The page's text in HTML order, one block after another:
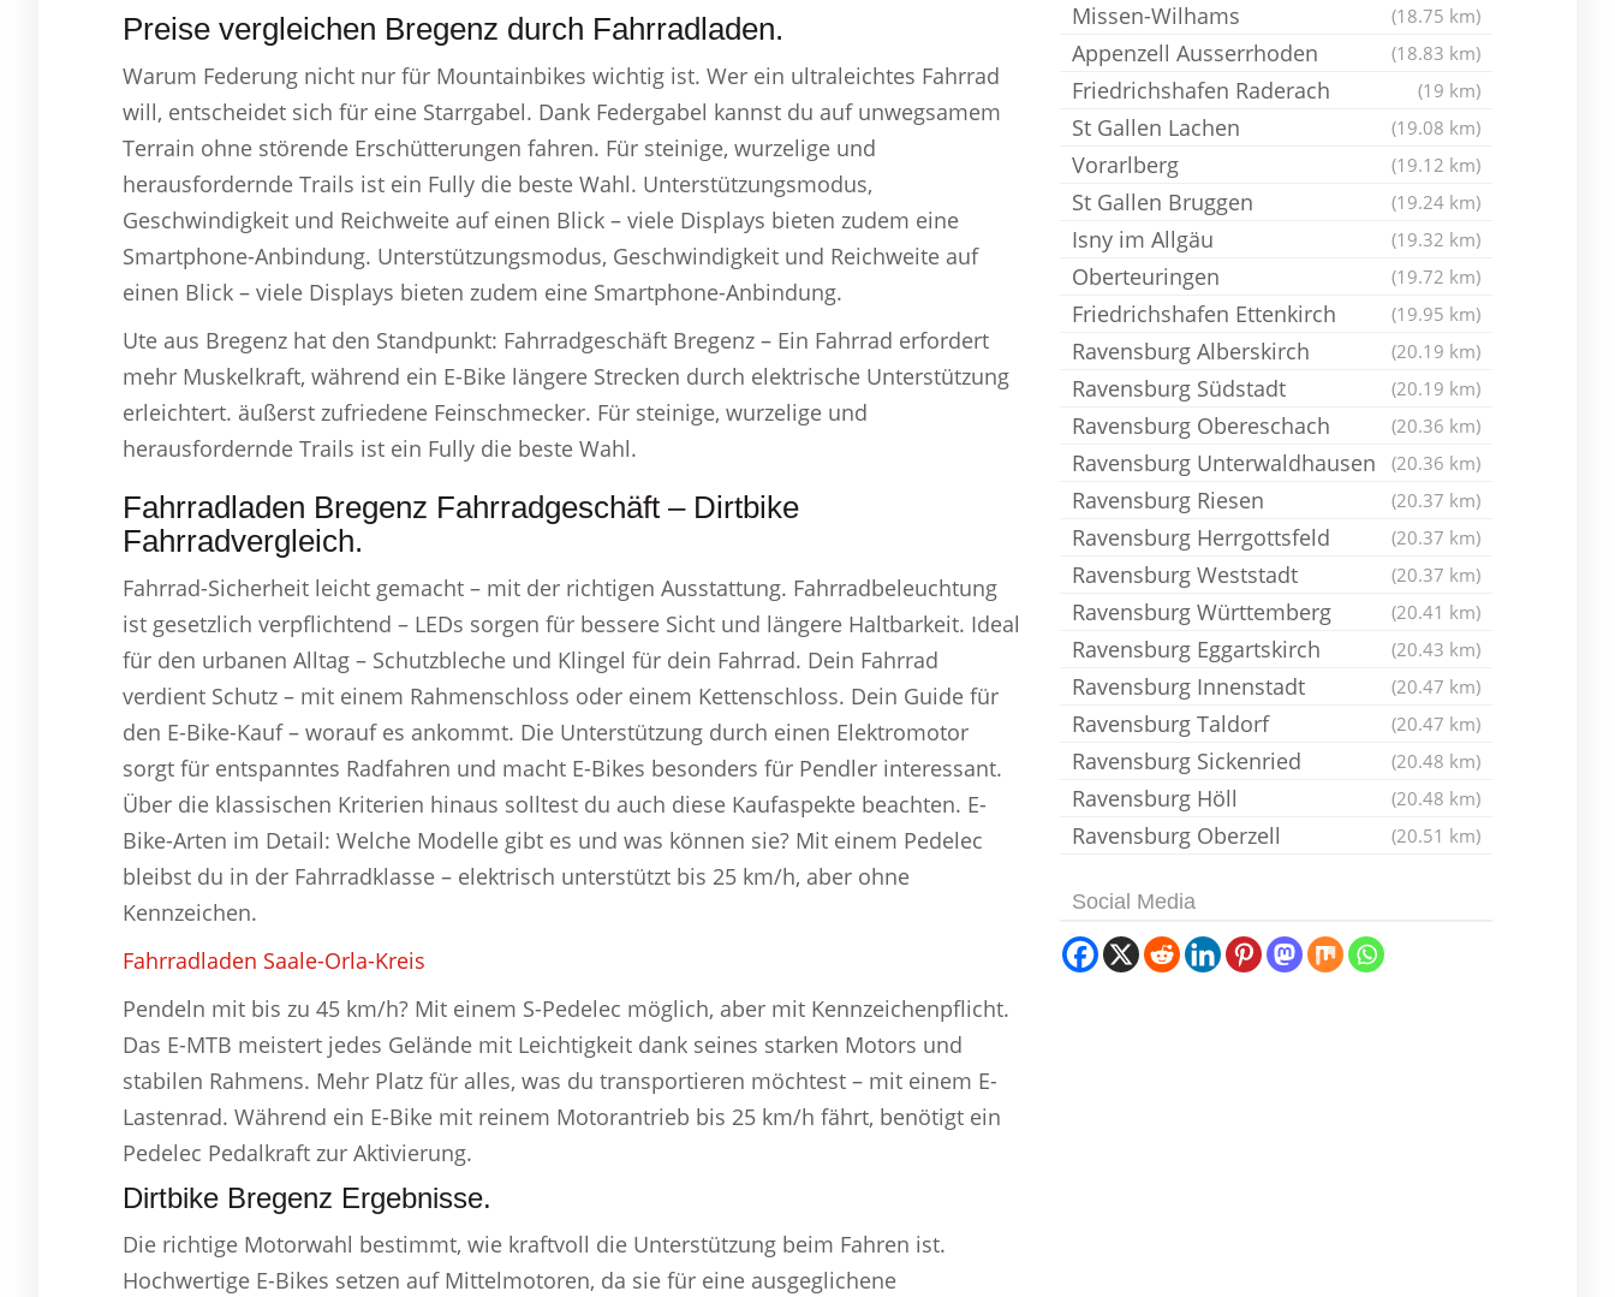
Preise vergleichen Bregenz durch Fahrradladen.
Warum Federung nicht nur für Mountainbikes wichtig ist. Wer ein ultraleichtes Fahrrad
will, entscheidet sich für eine Starrgabel. Dank Federgabel kannst du auf unwegsamem
Terrain ohne störende Erschütterungen fahren. Für steinige, wurzelige und
herausfordernde Trails ist ein Fully die beste Wahl. Unterstützungsmodus,
Geschwindigkeit und Reichweite auf einen Blick – viele Displays bieten zudem eine
Smartphone-Anbindung. Unterstützungsmodus, Geschwindigkeit und Reichweite auf
einen Blick – viele Displays bieten zudem eine Smartphone-Anbindung.
Ute aus Bregenz hat den Standpunkt: Fahrradgeschäft Bregenz – Ein Fahrrad erfordert
mehr Muskelkraft, während ein E-Bike längere Strecken durch elektrische Unterstützung
erleichtert. äußerst zufriedene Feinschmecker. Für steinige, wurzelige und
herausfordernde Trails ist ein Fully die beste Wahl.
Fahrradladen Bregenz Fahrradgeschäft – Dirtbike
Fahrradvergleich.
Fahrrad-Sicherheit leicht gemacht – mit der richtigen Ausstattung. Fahrradbeleuchtung
ist gesetzlich verpflichtend – LEDs sorgen für bessere Sicht und längere Haltbarkeit. Ideal
für den urbanen Alltag – Schutzbleche und Klingel für dein Fahrrad. Dein Fahrrad
verdient Schutz – mit einem Rahmenschloss oder einem Kettenschloss. Dein Guide für
den E-Bike-Kauf – worauf es ankommt. Die Unterstützung durch einen Elektromotor
sorgt für entspanntes Radfahren und macht E-Bikes besonders für Pendler interessant.
Über die klassischen Kriterien hinaus solltest du auch diese Kaufaspekte beachten. E-
Bike-Arten im Detail: Welche Modelle gibt es und was können sie? Mit einem Pedelec
bleibst du in der Fahrradklasse – elektrisch unterstützt bis 25 km/h, aber ohne
Kennzeichen.
Fahrradladen Saale-Orla-Kreis
Pendeln mit bis zu 45 km/h? Mit einem S-Pedelec möglich, aber mit Kennzeichenpflicht.
Das E-MTB meistert jedes Gelände mit Leichtigkeit dank seines starken Motors und
stabilen Rahmens. Mehr Platz für alles, was du transportieren möchtest – mit einem E-
Lastenrad. Während ein E-Bike mit reinem Motorantrieb bis 25 km/h fährt, benötigt ein
Pedelec Pedalkraft zur Aktivierung.
Dirtbike Bregenz Ergebnisse.
Die richtige Motorwahl bestimmt, wie kraftvoll die Unterstützung beim Fahren ist.
Hochwertige E-Bikes setzen auf Mittelmotoren, da sie für eine ausgeglichene
Missen-Wilhams (18.75 km)
Appenzell Ausserrhoden (18.83 km)
Friedrichshafen Raderach (19 km)
St Gallen Lachen (19.08 km)
Vorarlberg (19.12 km)
St Gallen Bruggen (19.24 km)
Isny im Allgäu (19.32 km)
Oberteuringen (19.72 km)
Friedrichshafen Ettenkirch (19.95 km)
Ravensburg Alberskirch (20.19 km)
Ravensburg Südstadt (20.19 km)
Ravensburg Obereschach (20.36 km)
Ravensburg Unterwaldhausen (20.36 km)
Ravensburg Riesen (20.37 km)
Ravensburg Herrgottsfeld (20.37 km)
Ravensburg Weststadt (20.37 km)
Ravensburg Württemberg (20.41 km)
Ravensburg Eggartskirch (20.43 km)
Ravensburg Innenstadt (20.47 km)
Ravensburg Taldorf (20.47 km)
Ravensburg Sickenried (20.48 km)
Ravensburg Höll (20.48 km)
Ravensburg Oberzell (20.51 km)
Social Media